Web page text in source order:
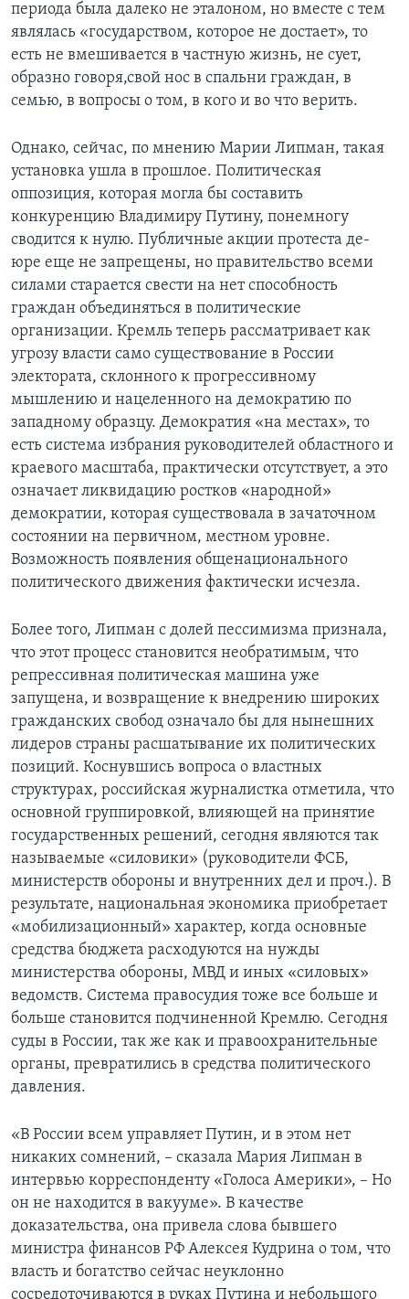
периода была далеко не эталоном, но вместе с тем
являлась «государством, которое не достает», то
есть не вмешивается в частную жизнь, не сует,
образно говоря,свой нос в спальни граждан, в
семью, в вопросы о том, в кого и во что верить.
Однако, сейчас, по мнению Марии Липман, такая
установка ушла в прошлое. Политическая
оппозиция, которая могла бы составить
конкуренцию Владимиру Путину, понемногу
сводится к нулю. Публичные акции протеста де-
юре еще не запрещены, но правительство всеми
силами старается свести на нет способность
граждан объединяться в политические
организации. Кремль теперь рассматривает как
угрозу власти само существование в России
электората, склонного к прогрессивному
мышлению и нацеленного на демократию по
западному образцу. Демократия «на местах», то
есть система избрания руководителей областного и
краевого масштаба, практически отсутствует, а это
означает ликвидацию ростков «народной»
демократии, которая существовала в зачаточном
состоянии на первичном, местном уровне.
Возможность появления общенационального
политического движения фактически исчезла.
Более того, Липман с долей пессимизма признала,
что этот процесс становится необратимым, что
репрессивная политическая машина уже
запущена, и возвращение к внедрению широких
гражданских свобод означало бы для нынешних
лидеров страны расшатывание их политических
позиций. Коснувшись вопроса о властных
структурах, российская журналистка отметила, что
основной группировкой, влияющей на принятие
государственных решений, сегодня являются так
называемые «силовики» (руководители ФСБ,
министерств обороны и внутренних дел и проч.). В
результате, национальная экономика приобретает
«мобилизационный» характер, когда основные
средства бюджета расходуются на нужды
министерства обороны, МВД и иных «силовых»
ведомств. Система правосудия тоже все больше и
больше становится подчиненной Кремлю. Сегодня
суды в России, так же как и правоохранительные
органы, превратились в средства политического
давления.
«В России всем управляет Путин, и в этом нет
никаких сомнений, – сказала Мария Липман в
интервью корреспонденту «Голоса Америки», – Но
он не находится в вакууме». В качестве
доказательства, она привела слова бывшего
министра финансов РФ Алексея Кудрина о том, что
власть и богатство сейчас неуклонно
сосредоточиваются в руках Путина и небольшого